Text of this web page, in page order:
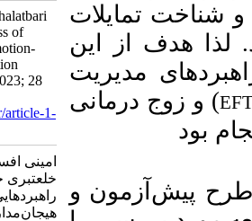
Amini A, Ghorbanshirroudi S, Khalatbari
J. Comparison of the Effectiveness of
Teaching Strategies Based on Emotion-
Oriented Couple on Communication
Patterns of Couples. armaghanj 2023; 28
URL:http://armaghanj.yums.ac.ir/article-1-
امینی افسانه، قربان شیرودی شهره،
خلعتبری جواد. مقایسه اثربخشی آموزش
راهبردهایی مبتنی بر رویکرد زوج درمانی
هیجان‌مدار(EFT) بر الگوهای ارتباطی زوج.